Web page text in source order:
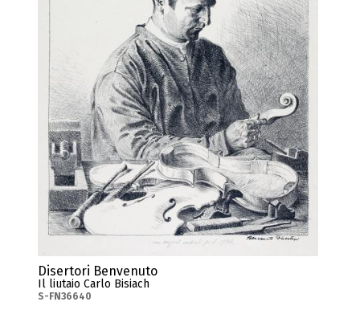
Disertori Benvenuto
Il liutaio Carlo Bisiach
S-FN36640